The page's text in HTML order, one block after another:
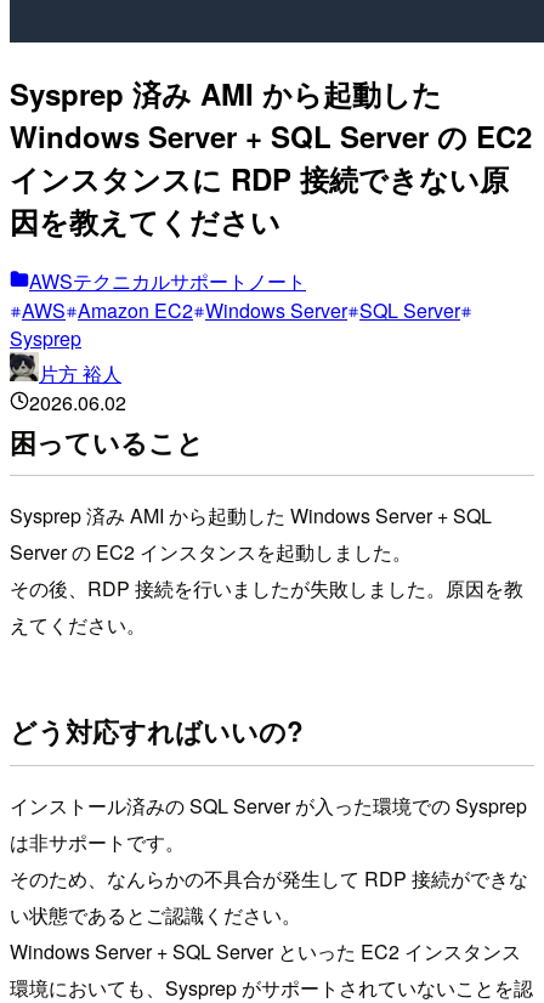
Sysprep 済み AMI から起動した
Windows Server + SQL Server の EC2
インスタンスに RDP 接続できない原
因を教えてください
AWSテクニカルサポートノート
AWS Amazon EC2 Windows Server SQL Server
Sysprep
片方 裕人
2026.06.02
困っていること
Sysprep 済み AMI から起動した Windows Server + SQL
Server の EC2 インスタンスを起動しました。
その後、RDP 接続を行いましたが失敗しました。原因を教
えてください。
どう対応すればいいの?
インストール済みの SQL Server が入った環境での Sysprep
は非サポートです。
そのため、なんらかの不具合が発生して RDP 接続ができな
い状態であるとご認識ください。
Windows Server + SQL Server といった EC2 インスタンス
環境においても、Sysprep がサポートされていないことを認